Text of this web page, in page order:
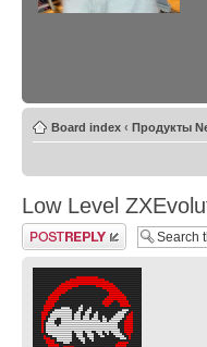
Board index ‹ Продукты
Low Level
Post a reply